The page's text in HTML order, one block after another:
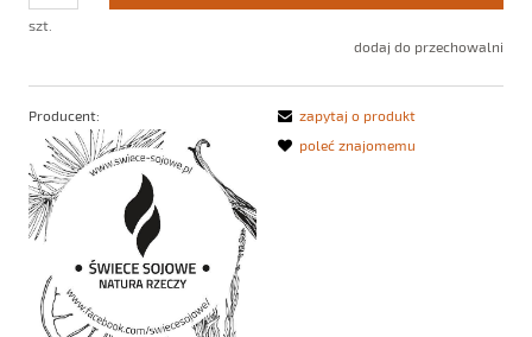
szt.
dodaj do przechowalni
Producent:
zapytaj o produkt
poleć znajomemu